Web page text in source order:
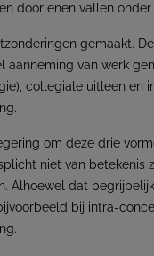
doorlenen vallen
gemaakt.
aanneming van werk
collegiale uitleen en
om deze drie
niet van betekenis
Alhoewel dat
bij intra-